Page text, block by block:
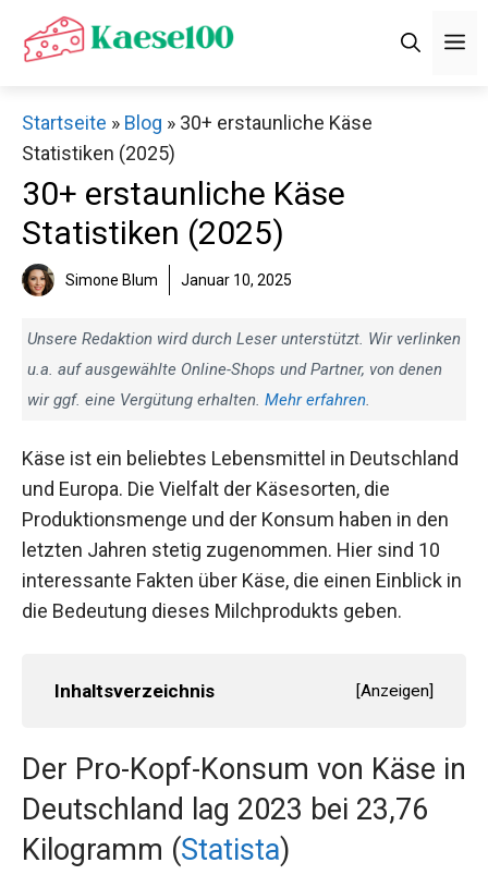
Inhalt
Startseite » Blog » 30+ erstaunliche Käse
Statistiken (2025)
30+ erstaunliche Käse
Statistiken (2025)
Simone Blum Januar 10, 2025
Unsere Redaktion wird durch Leser unterstützt. Wir verlinken
u.a. auf ausgewählte Online-Shops und Partner, von denen
wir ggf. eine Vergütung erhalten. Mehr erfahren.
Käse ist ein beliebtes Lebensmittel in Deutschland
und Europa. Die Vielfalt der Käsesorten, die
Produktionsmenge und der Konsum haben in den
letzten Jahren stetig zugenommen. Hier sind 10
interessante Fakten über Käse, die einen Einblick in
die Bedeutung dieses Milchprodukts geben.
Inhaltsverzeichnis [Anzeigen]
Der Pro-Kopf-Konsum von Käse in
Deutschland lag 2023 bei 23,76
Kilogramm (Statista)